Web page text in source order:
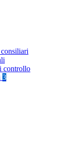
controllo
3